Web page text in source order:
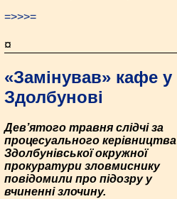
=>>>=
¤
«Замінував» кафе у
Здолбунові
Дев’ятого травня слідчі за
процесуального керівництва
Здолбунівської окружної
прокуратури зловмиснику
повідомили про підозру у
вчиненні злочину.